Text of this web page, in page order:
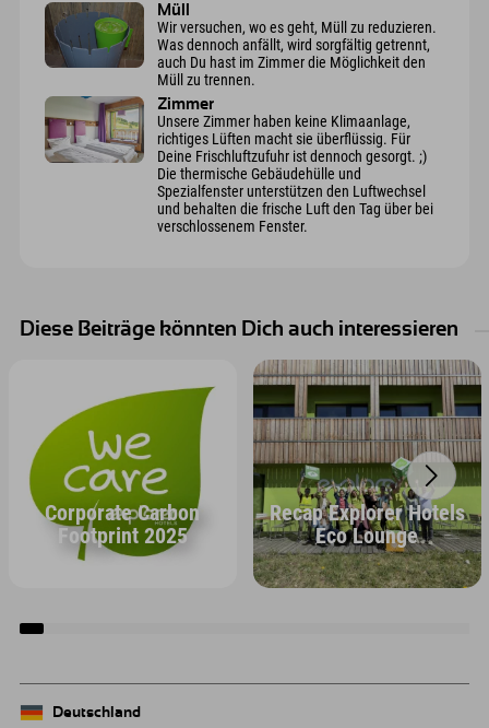
Müll
Wir versuchen, wo es geht, Müll zu reduzieren.
Was dennoch anfällt, wird sorgfältig getrennt,
auch Du hast im Zimmer die Möglichkeit den
Müll zu trennen.
Zimmer
Unsere Zimmer haben keine Klimaanlage,
richtiges Lüften macht sie überflüssig. Für
Deine Frischluftzufuhr ist dennoch gesorgt. ;)
Die thermische Gebäudehülle und
Spezialfenster unterstützen den Luftwechsel
und behalten die frische Luft den Tag über bei
verschlossenem Fenster.
Diese Beiträge könnten Dich auch interessieren
Corporate Carbon
Footprint 2025
Recap Explorer Hotels
Eco Lounge
Deutschland